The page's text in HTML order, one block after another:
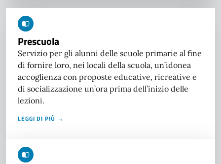
Prescuola
Servizio per gli alunni delle scuole primarie al fine
di fornire loro, nei locali della scuola, un’idonea
accoglienza con proposte educative, ricreative e
di socializzazione un’ora prima dell’inizio delle
lezioni.
LEGGI DI PIÙ →